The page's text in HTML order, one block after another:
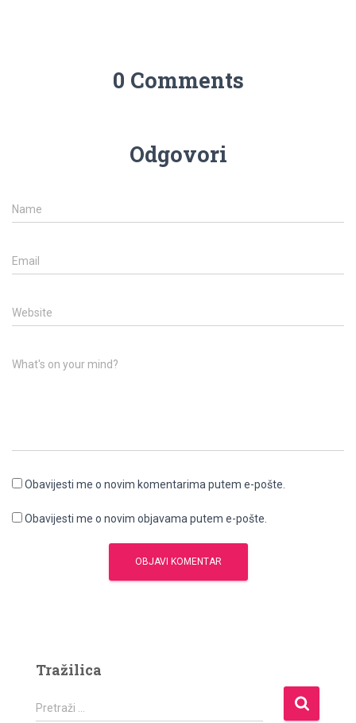
0 Comments
Odgovori
Name
Email
Website
What's on your mind?
Obavijesti me o novim komentarima putem e-pošte.
Obavijesti me o novim objavama putem e-pošte.
Tražilica
P
r
Pretraži …